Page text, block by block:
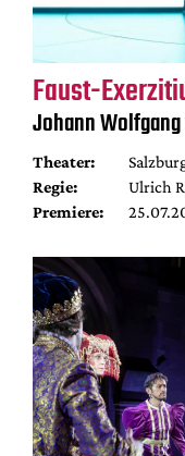
Faust-
Johann
Theater:
Regie:
Ulrich
Premiere: